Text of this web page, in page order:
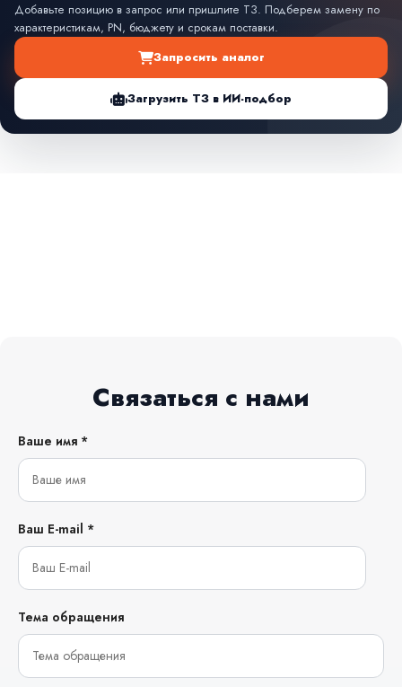
Добавьте позицию в запрос или пришлите ТЗ. Подберем замену по
характеристикам, PN, бюджету и срокам поставки.
Запросить аналог
Загрузить ТЗ в ИИ-подбор
Связаться с нами
Ваше имя *
Ваш E-mail *
Тема обращения